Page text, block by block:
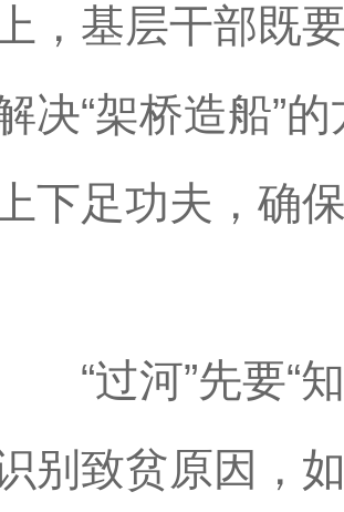
上，基层干部既
决“架桥造船”
上下足功夫，确
“过河”先要“知
别致贫原因，